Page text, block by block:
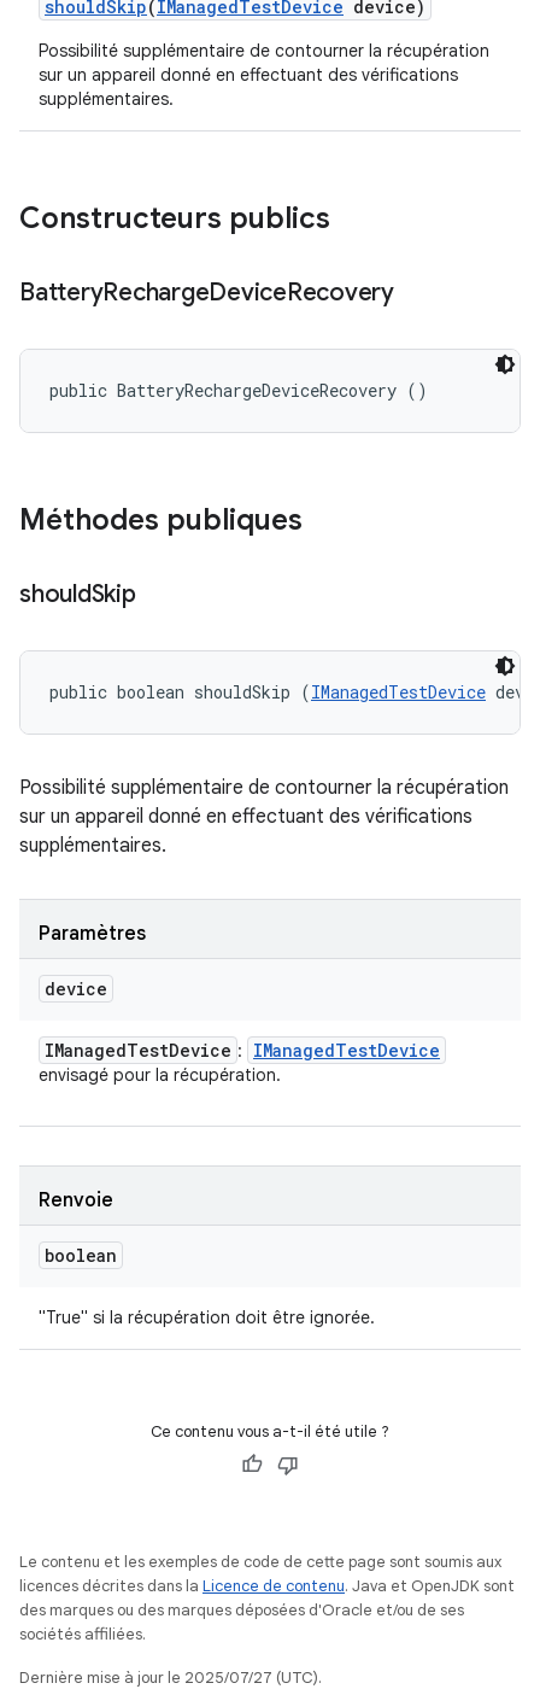
shouldSkip(IManagedTestDevice device)
Possibilité supplémentaire de contourner la récupération
sur un appareil donné en effectuant des vérifications
supplémentaires.
Constructeurs publics
BatteryRechargeDeviceRecovery
public BatteryRechargeDeviceRecovery ()
Méthodes publiques
shouldSkip
public boolean shouldSkip (IManagedTestDevice
Possibilité supplémentaire de contourner la récupération
sur un appareil donné en effectuant des vérifications
supplémentaires.
Paramètres
device
IManagedTestDevice : IManagedTestDevice
envisagé pour la récupération.
Renvoie
boolean
"True" si la récupération doit être ignorée.
Ce contenu vous a-t-il été utile ?
Le contenu et les exemples de code de cette page sont soumis aux
licences décrites dans la Licence de contenu. Java et OpenJDK sont
des marques ou des marques déposées d'Oracle et/ou de ses
sociétés affiliées.
Dernière mise à jour le 2025/07/27 (UTC).